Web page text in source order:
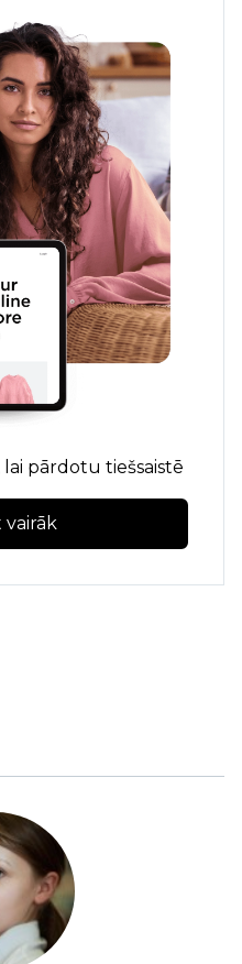
lai pārdotu tiešsaistē
vairāk